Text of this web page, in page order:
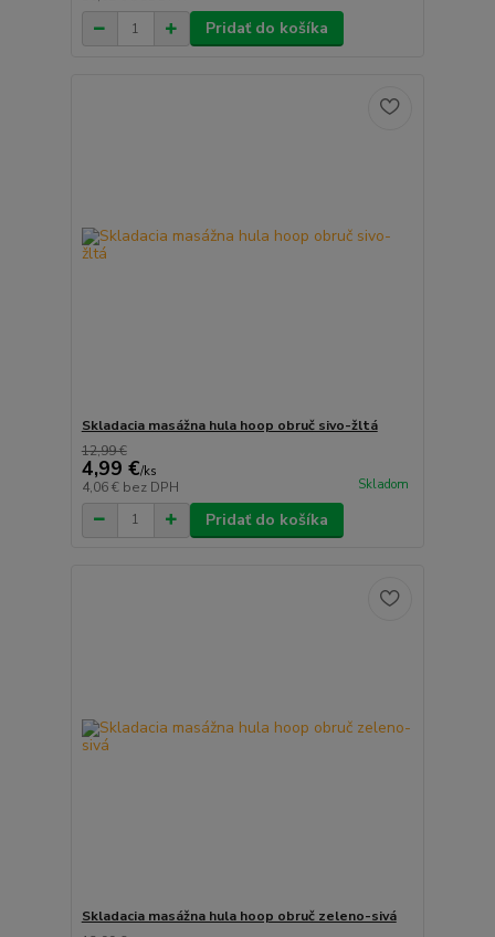
Pridať do košíka
Skladacia masážna hula hoop obruč sivo-žltá
12,99 €
4,99 €/ks
4,06 € bez DPH Skladom
Pridať do košíka
Skladacia masážna hula hoop obruč zeleno-sivá